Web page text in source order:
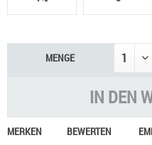
MENGE
IN DEN
MERKEN BEWERTEN